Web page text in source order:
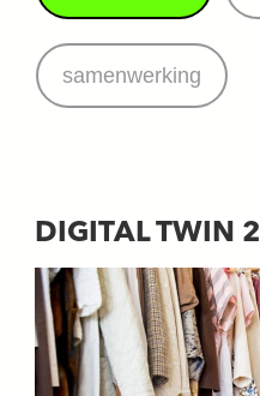
samenwerking
DIGITAL TWIN 2